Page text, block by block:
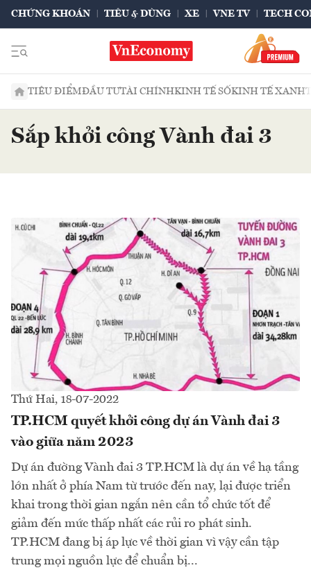
CHỨNG KHOÁN TIÊU & DÙNG XE VNE TV TECH
TIÊU ĐIỂMĐẦU TƯTÀI CHÍNHKINH TẾ SỐKINH TẾ XANH
Sắp khởi công Vành đai 3
Thứ Hai, 18-07-2022
TP.HCM quyết khởi công dự án Vành đai 3
vào giữa năm 2023
Dự án đường Vành đai 3 TP.HCM là dự án về hạ tầng
lớn nhất ở phía Nam từ trước đến nay, lại được triển
khai trong thời gian ngắn nên cần tổ chức tốt để
giảm đến mức thấp nhất các rủi ro phát sinh.
TP.HCM đang bị áp lực về thời gian vì vậy cần tập
trung mọi nguồn lực để chuẩn bị...